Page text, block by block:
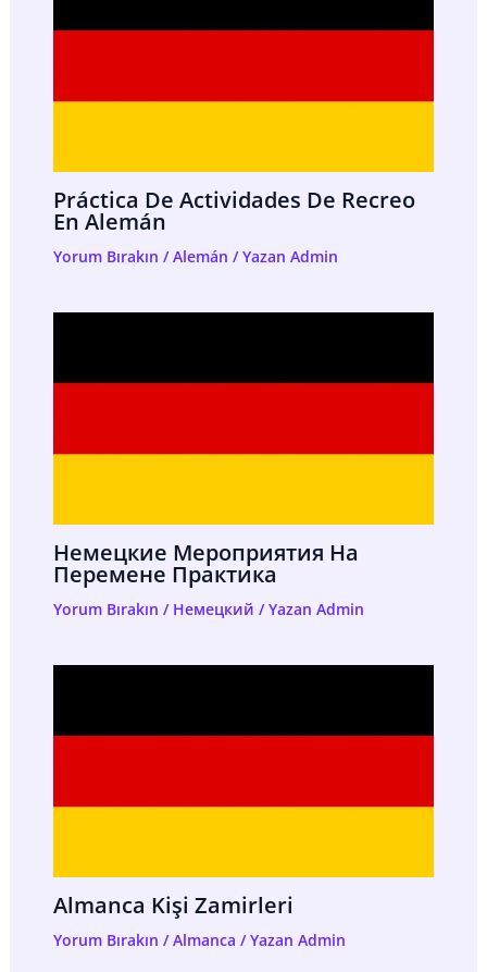
Práctica De Actividades De Recreo
En Alemán
Yorum Bırakın /Alemán / Yazan Admin
Немецкие Мероприятия На
Перемене Практика
Yorum Bırakın / Немецкий / Yazan Admin
Almanca Kişi Zamirleri
Yorum Bırakın /Almanca / Yazan Admin